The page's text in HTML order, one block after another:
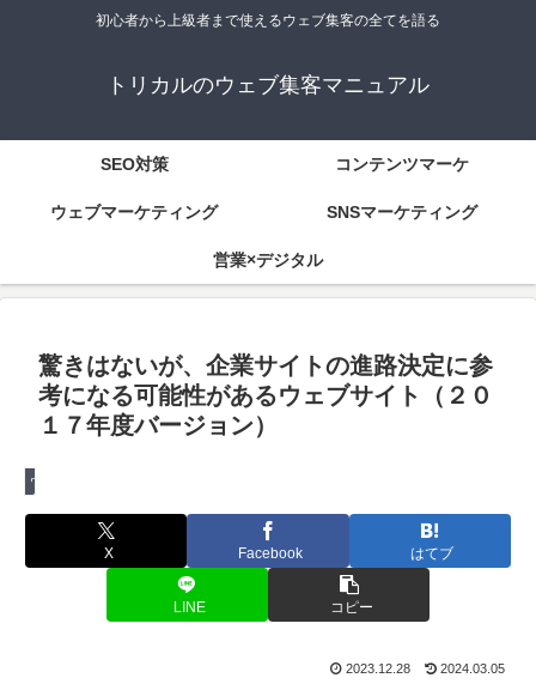
初心者から上級者まで使えるウェブ集客の全てを語る
トリカルのウェブ集客マニュアル
SEO対策 コンテンツマーケ
ウェブマーケティング SNSマーケティング
営業×デジタル
驚きはないが、企業サイトの進路決定に参
考になる可能性があるウェブサイト（２０
１７年度バージョン）
ウェブ制作を理解しよう
X Facebook はてブ
LINE コピー
2023.12.28 2024.03.05